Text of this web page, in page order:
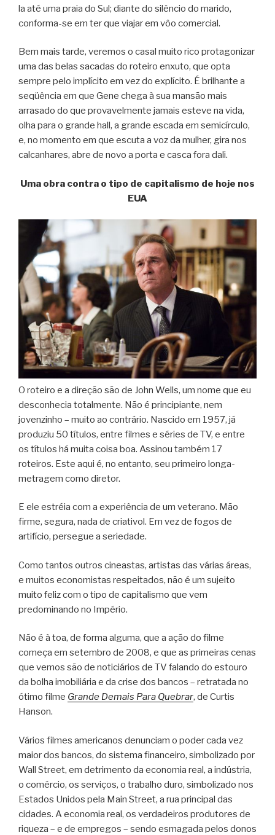
la até uma praia do Sul; diante do silêncio do marido,
conforma-se em ter que viajar em vôo comercial.
Bem mais tarde, veremos o casal muito rico protagonizar
uma das belas sacadas do roteiro enxuto, que opta
sempre pelo implícito em vez do explícito. É brilhante a
seqüência em que Gene chega à sua mansão mais
arrasado do que provavelmente jamais esteve na vida,
olha para o grande hall, a grande escada em semicírculo,
e, no momento em que escuta a voz da mulher, gira nos
calcanhares, abre de novo a porta e casca fora dali.
Uma obra contra o tipo de capitalismo de hoje nos
EUA
O roteiro e a direção são de John Wells, um nome que eu
desconhecia totalmente. Não é principiante, nem
jovenzinho – muito ao contrário. Nascido em 1957, já
produziu 50 títulos, entre filmes e séries de TV, e entre
os títulos há muita coisa boa. Assinou também 17
roteiros. Este aqui é, no entanto, seu primeiro longa-
metragem como diretor.
E ele estréia com a experiência de um veterano. Mão
firme, segura, nada de criativol. Em vez de fogos de
artifício, persegue a seriedade.
Como tantos outros cineastas, artistas das várias áreas,
e muitos economistas respeitados, não é um sujeito
muito feliz com o tipo de capitalismo que vem
predominando no Império.
Não é à toa, de forma alguma, que a ação do filme
começa em setembro de 2008, e que as primeiras cenas
que vemos são de noticiários de TV falando do estouro
da bolha imobiliária e da crise dos bancos – retratada no
ótimo filme Grande Demais Para Quebrar, de Curtis
Hanson.
Vários filmes americanos denunciam o poder cada vez
maior dos bancos, do sistema financeiro, simbolizado por
Wall Street, em detrimento da economia real, a indústria,
o comércio, os serviços, o trabalho duro, simbolizado nos
Estados Unidos pela Main Street, a rua principal das
cidades. A economia real, os verdadeiros produtores de
riqueza – e de empregos – sendo esmagada pelos donos